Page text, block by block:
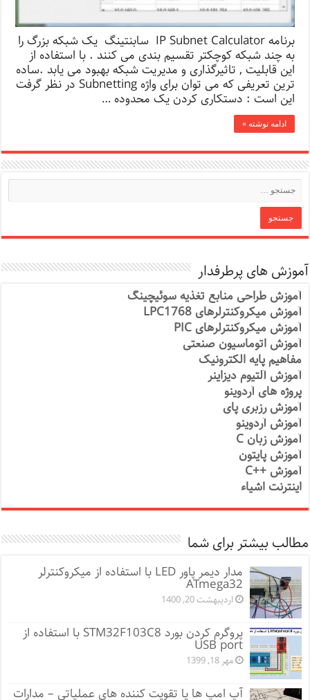
برنامه IP Subnet Calculator سابنتینگ یک شبکه بزرگ را
به چند شبکه کوچکتر تقسیم بندی می کنند . با استفاده از
این قابلیت , تاثیرگذاری و مدیریت شبکه بهبود می یابد .ساده
ترین تعریفی که می توان برای واژه Subnetting در نظر گرفت
این است : دستکاری کردن یک محدوده …
ادامه نوشته »
آموزش های پرطرفدار
آموزش طراحی منابع تغذیه سوئیچینگ
آموزش میکروکنترلرهای LPC1768
آموزش میکروکنترلرهای PIC
آموزش اتوماسیون صنعتی
مفاهیم پایه الکترونیک
آموزش آلتیوم دیزاینر
پروژه های آردوینو
آموزش رزبری پای
آموزش آردوینو
آموزش زبان C
آموزش پایتون
آموزش ++C
اینترنت اشیاء
مطالب بیشتر برای شما
مدار دیمر پاور LED با استفاده از میکروکنترلر
ATmega32
اردیبهشت 20, 1400
پروگرم کردن بورد STM32F103C8 با استفاده از
USB port
مهر 18, 1399
آپ امپ ها یا تقویت کننده های عملیاتی – مدارات